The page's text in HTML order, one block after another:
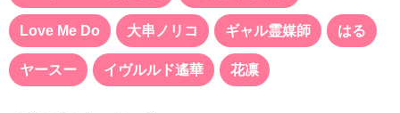
Love Me Do 大串ノリコ ギャル霊媒師 はる
ヤースー イヴルルド遙華 花凛